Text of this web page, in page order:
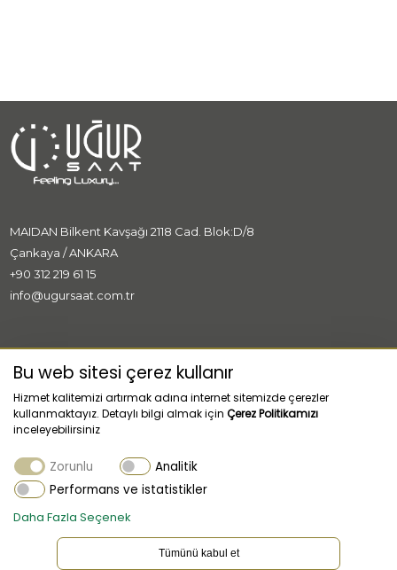
MAIDAN Bilkent Kavşağı 2118 Cad. Blok:D/8
Çankaya / ANKARA
+90 312 219 61 15
info@ugursaat.com.tr
MARKALAR
KURUMSAL
MÜŞTERİ HİZMETLERİ
Bu web sitesi çerez kullanır
Hizmet kalitemizi artırmak adına internet sitemizde çerezler
kullanmaktayız. Detaylı bilgi almak için Çerez Politikamızı
inceleyebilirsiniz
Zorunlu
Analitik
Performans ve istatistikler
Daha Fazla Seçenek
Tümünü kabul et